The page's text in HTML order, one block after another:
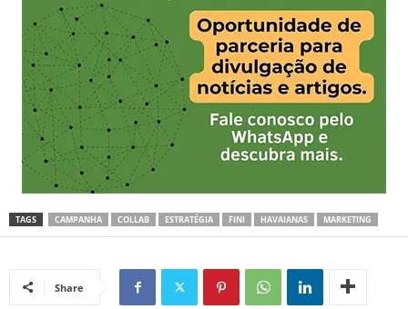
TAGS CAMPANHA COLLAB ESTRATÉGIA FINI HAVAIANAS MARKETING
Share